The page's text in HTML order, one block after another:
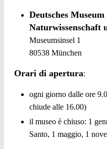
Deutsches
Naturwissenschaft
Museumsinsel 1
80538 München
Orari di apertura:
ogni giorno dalle ore
chiude alle 16.00)
il museo è chiuso: 1
Santo, 1 maggio, 1